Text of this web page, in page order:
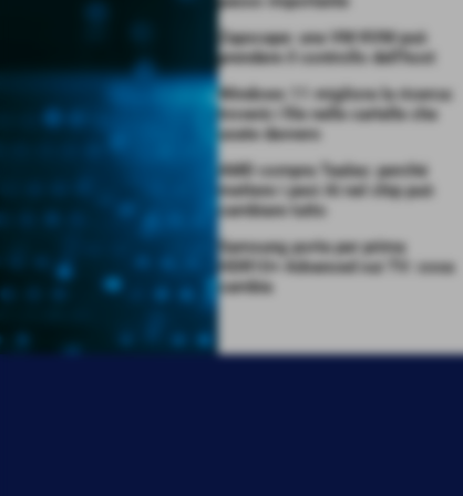
Zapscape: una VM KVM può
prendere il controllo dell’host
Windows 11 migliora la ricerca:
troverà i file nelle cartelle che
usate davvero
AMD compra Taalas: perché
mettere i pesi AI nel chip può
cambiare tutto
Samsung porta per prima
HDR10+ Advanced sui TV: cosa
cambia